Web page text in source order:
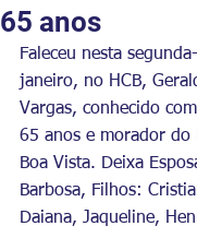
65 anos
Faleceu nesta
janeiro, no HCB,
Vargas, conhecido
65 anos e morador do
Boa Vista. Deixa
Barbosa, Filhos:
Daiana, Jaqueline,